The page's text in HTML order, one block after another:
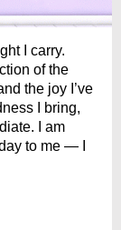
I carry.
of the
the joy I’ve
I bring,
I am
to me — I